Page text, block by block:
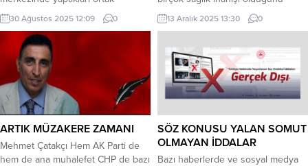
denetimlerde cadde üzerlerinde
yaya geçitlerine, otobüs duraklarına
ve engelli rampalarına park eden
araçlar tespit edilerek çekici
yardımıyla kaldırıldı. Araç
sahiplerine ise cezai işlem
uygulandı. VAN (İGFA) – Van İl
Emniyet Müdürlüğü Trafik
Denetleme Şube Müdürlüğü
ekipleri, Zabıta Daire...
30 Ağustos 2025 12:09 0
belirten uzmanlar, bu inanışların
çok büyük bir kısmının bilimsel
Islak saçla uyumanın sinüzite yol
açtığı düşüncesinin bu inanışlar
arasında olduğunu aktaran Kulak,
Burun, Boğaz Uzmanı Dr. Öğr.
genellikle nezle ve grip
enfeksiyonları sırasında virüslerin
sinüs...
13 Aralık 2025 13:30 0
ARTIK MÜZAKERE ZAMANI
Mehmet Çatakçı Hem AK Parti de
hem de ana muhalefet CHP de bazı
SÖZ KONUSU YALAN SOMUT
OLMAYAN İDDALAR
Bazı haberlerde ve sosyal medya